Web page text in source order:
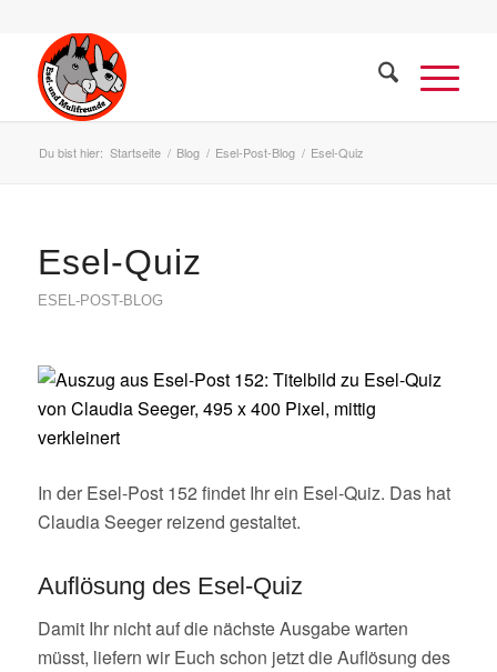
Du bist hier: Startseite / Blog / Esel-Post-Blog / Esel-Quiz
Esel-Quiz
ESEL-POST-BLOG
In der Esel-Post 152 findet Ihr ein Esel-Quiz. Das hat
Claudia Seeger reizend gestaltet.
Auflösung des Esel-Quiz
Damit Ihr nicht auf die nächste Ausgabe warten
müsst, liefern wir Euch schon jetzt die Auflösung des